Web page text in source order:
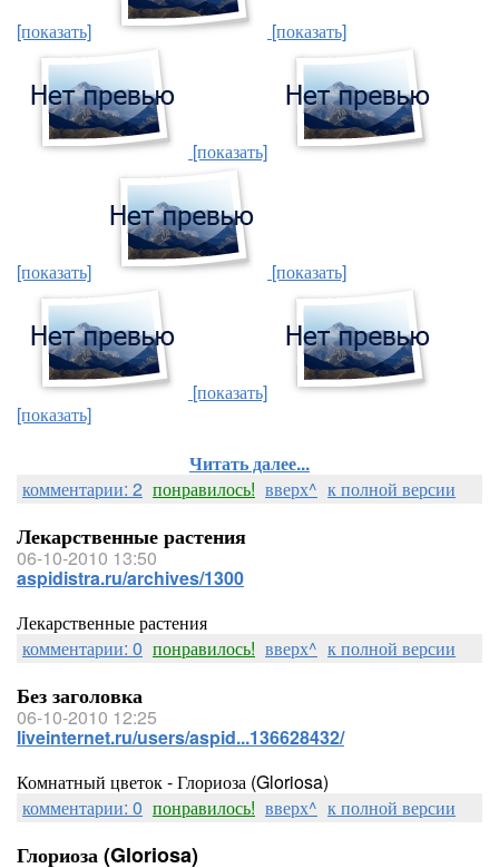
[показать] [показать]
[показать]
[показать] [показать]
[показать]
[показать]
Читать далее...
комментарии: 2 понравилось! вверх^ к полной версии
Лекарственные растения
06-10-2010 13:50
aspidistra.ru/archives/1300
Лекарственные растения
комментарии: 0 понравилось! вверх^ к полной версии
Без заголовка
06-10-2010 12:25
liveinternet.ru/users/aspid...136628432/
Комнатный цветок - Глориоза (Gloriosa)
комментарии: 0 понравилось! вверх^ к полной версии
Глориоза (Gloriosa)